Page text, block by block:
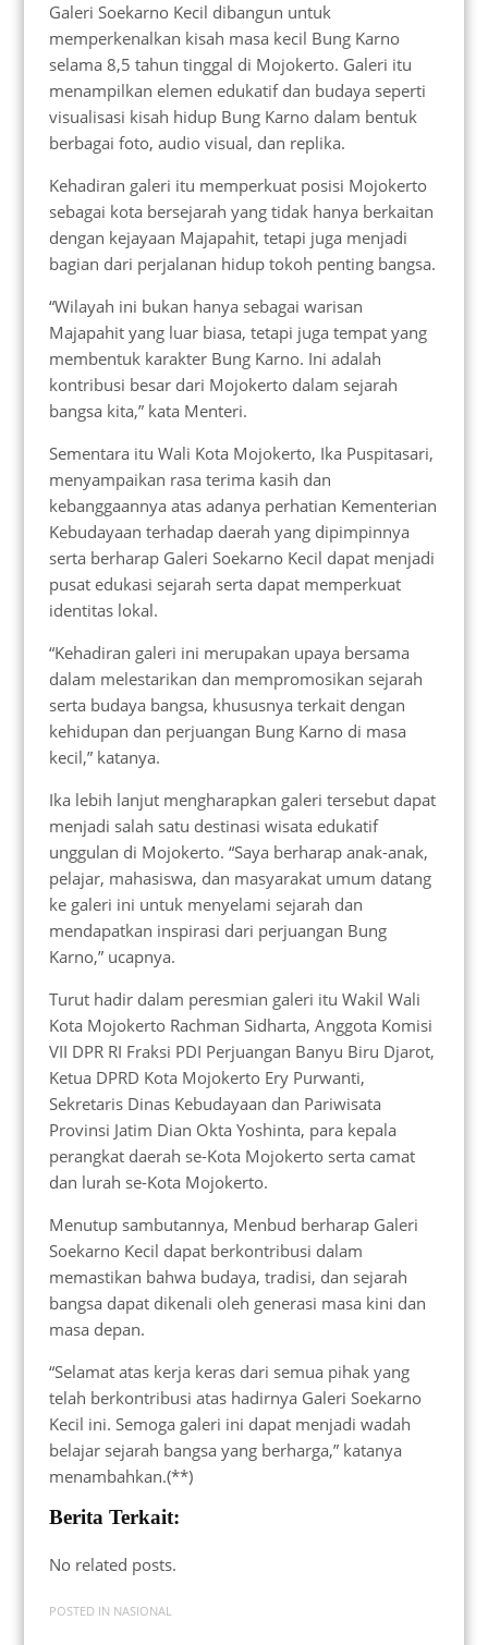
Galeri Soekarno Kecil dibangun untuk
memperkenalkan kisah masa kecil Bung Karno
selama 8,5 tahun tinggal di Mojokerto. Galeri itu
menampilkan elemen edukatif dan budaya seperti
visualisasi kisah hidup Bung Karno dalam bentuk
berbagai foto, audio visual, dan replika.
Kehadiran galeri itu memperkuat posisi Mojokerto
sebagai kota bersejarah yang tidak hanya berkaitan
dengan kejayaan Majapahit, tetapi juga menjadi
bagian dari perjalanan hidup tokoh penting bangsa.
“Wilayah ini bukan hanya sebagai warisan
Majapahit yang luar biasa, tetapi juga tempat yang
membentuk karakter Bung Karno. Ini adalah
kontribusi besar dari Mojokerto dalam sejarah
bangsa kita,” kata Menteri.
Sementara itu Wali Kota Mojokerto, Ika Puspitasari,
menyampaikan rasa terima kasih dan
kebanggaannya atas adanya perhatian Kementerian
Kebudayaan terhadap daerah yang dipimpinnya
serta berharap Galeri Soekarno Kecil dapat menjadi
pusat edukasi sejarah serta dapat memperkuat
identitas lokal.
“Kehadiran galeri ini merupakan upaya bersama
dalam melestarikan dan mempromosikan sejarah
serta budaya bangsa, khususnya terkait dengan
kehidupan dan perjuangan Bung Karno di masa
kecil,” katanya.
Ika lebih lanjut mengharapkan galeri tersebut dapat
menjadi salah satu destinasi wisata edukatif
unggulan di Mojokerto. “Saya berharap anak-anak,
pelajar, mahasiswa, dan masyarakat umum datang
ke galeri ini untuk menyelami sejarah dan
mendapatkan inspirasi dari perjuangan Bung
Karno,” ucapnya.
Turut hadir dalam peresmian galeri itu Wakil Wali
Kota Mojokerto Rachman Sidharta, Anggota Komisi
VII DPR RI Fraksi PDI Perjuangan Banyu Biru Djarot,
Ketua DPRD Kota Mojokerto Ery Purwanti,
Sekretaris Dinas Kebudayaan dan Pariwisata
Provinsi Jatim Dian Okta Yoshinta, para kepala
perangkat daerah se-Kota Mojokerto serta camat
dan lurah se-Kota Mojokerto.
Menutup sambutannya, Menbud berharap Galeri
Soekarno Kecil dapat berkontribusi dalam
memastikan bahwa budaya, tradisi, dan sejarah
bangsa dapat dikenali oleh generasi masa kini dan
masa depan.
“Selamat atas kerja keras dari semua pihak yang
telah berkontribusi atas hadirnya Galeri Soekarno
Kecil ini. Semoga galeri ini dapat menjadi wadah
belajar sejarah bangsa yang berharga,” katanya
menambahkan.(**)
Berita Terkait:
No related posts.
POSTED IN NASIONAL